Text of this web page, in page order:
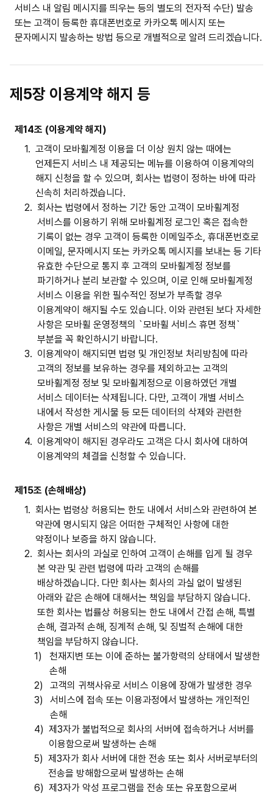
서비스 내 알림 메시지를 띄우는 등의 별도의 전자적 수단) 발송
또는 고객이 등록한 휴대폰번호로 카카오톡 메시지 또는
문자메시지 발송하는 방법 등으로 개별적으로 알려 드리겠습니다.
제5장 이용계약 해지 등
제14조 (이용계약 해지)
1. 고객이 모바휠계정 이용을 더 이상 원치 않는 때에는
언제든지 서비스 내 제공되는 메뉴를 이용하여 이용계약의
해지 신청을 할 수 있으며, 회사는 법령이 정하는 바에 따라
신속히 처리하겠습니다.
2. 회사는 법령에서 정하는 기간 동안 고객이 모바휠계정
서비스를 이용하기 위해 모바휠계정 로그인 혹은 접속한
기록이 없는 경우 고객이 등록한 이메일주소, 휴대폰번호로
이메일, 문자메시지 또는 카카오톡 메시지를 보내는 등 기타
유효한 수단으로 통지 후 고객의 모바휠계정 정보를
파기하거나 분리 보관할 수 있으며, 이로 인해 모바휠계정
서비스 이용을 위한 필수적인 정보가 부족할 경우
이용계약이 해지될 수도 있습니다. 이와 관련된 보다 자세한
사항은 모바휠 운영정책의 `모바휠 서비스 휴면 정책`
부분을 꼭 확인하시기 바랍니다.
3. 이용계약이 해지되면 법령 및 개인정보 처리방침에 따라
고객의 정보를 보유하는 경우를 제외하고는 고객의
모바휠계정 정보 및 모바휠계정으로 이용하였던 개별
서비스 데이터는 삭제됩니다. 다만, 고객이 개별 서비스
내에서 작성한 게시물 등 모든 데이터의 삭제와 관련한
사항은 개별 서비스의 약관에 따릅니다.
4. 이용계약이 해지된 경우라도 고객은 다시 회사에 대하여
이용계약의 체결을 신청할 수 있습니다.
제15조 (손해배상)
1. 회사는 법령상 허용되는 한도 내에서 서비스와 관련하여 본
약관에 명시되지 않은 어떠한 구체적인 사항에 대한
약정이나 보증을 하지 않습니다.
2. 회사는 회사의 과실로 인하여 고객이 손해를 입게 될 경우
본 약관 및 관련 법령에 따라 고객의 손해를
배상하겠습니다. 다만 회사는 회사의 과실 없이 발생된
아래와 같은 손해에 대해서는 책임을 부담하지 않습니다.
또한 회사는 법률상 허용되는 한도 내에서 간접 손해, 특별
손해, 결과적 손해, 징계적 손해, 및 징벌적 손해에 대한
책임을 부담하지 않습니다.
1)
천재지변 또는 이에 준하는 불가항력의 상태에서 발생한
손해
2)
고객의 귀책사유로 서비스 이용에 장애가 발생한 경우
3)
서비스에 접속 또는 이용과정에서 발생하는 개인적인
손해
4) 제3자가 불법적으로 회사의 서버에 접속하거나 서버를
이용함으로써 발생하는 손해
5) 제3자가 회사 서버에 대한 전송 또는 회사 서버로부터의
전송을 방해함으로써 발생하는 손해
6) 제3자가 악성 프로그램을 전송 또는 유포함으로써